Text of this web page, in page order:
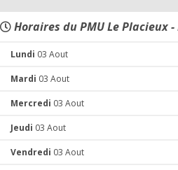
Horaires du PMU Le Placieux -
Lundi 03 Aout
Mardi 03 Aout
Mercredi 03 Aout
Jeudi 03 Aout
Vendredi 03 Aout